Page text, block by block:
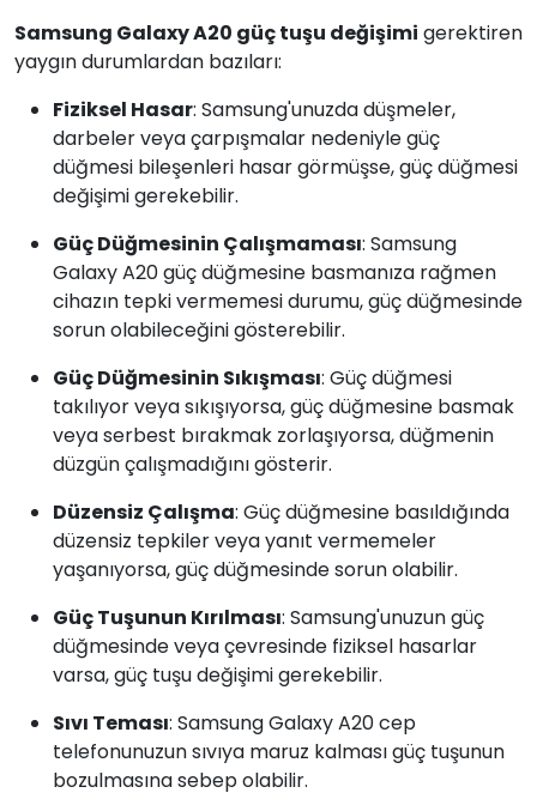
Samsung Galaxy A20 güç tuşu değişimi gerektiren
yaygın durumlardan bazıları:
Fiziksel Hasar: Samsung'unuzda düşmeler,
darbeler veya çarpışmalar nedeniyle güç
düğmesi bileşenleri hasar görmüşse, güç düğmesi
değişimi gerekebilir.
Güç Düğmesinin Çalışmaması: Samsung
Galaxy A20 güç düğmesine basmanıza rağmen
cihazın tepki vermemesi durumu, güç düğmesinde
sorun olabileceğini gösterebilir.
Güç Düğmesinin Sıkışması: Güç düğmesi
takılıyor veya sıkışıyorsa, güç düğmesine basmak
veya serbest bırakmak zorlaşıyorsa, düğmenin
düzgün çalışmadığını gösterir.
Düzensiz Çalışma: Güç düğmesine basıldığında
düzensiz tepkiler veya yanıt vermemeler
yaşanıyorsa, güç düğmesinde sorun olabilir.
Güç Tuşunun Kırılması: Samsung'unuzun güç
düğmesinde veya çevresinde fiziksel hasarlar
varsa, güç tuşu değişimi gerekebilir.
Sıvı Teması: Samsung Galaxy A20 cep
telefonunuzun sıvıya maruz kalması güç tuşunun
bozulmasına sebep olabilir.